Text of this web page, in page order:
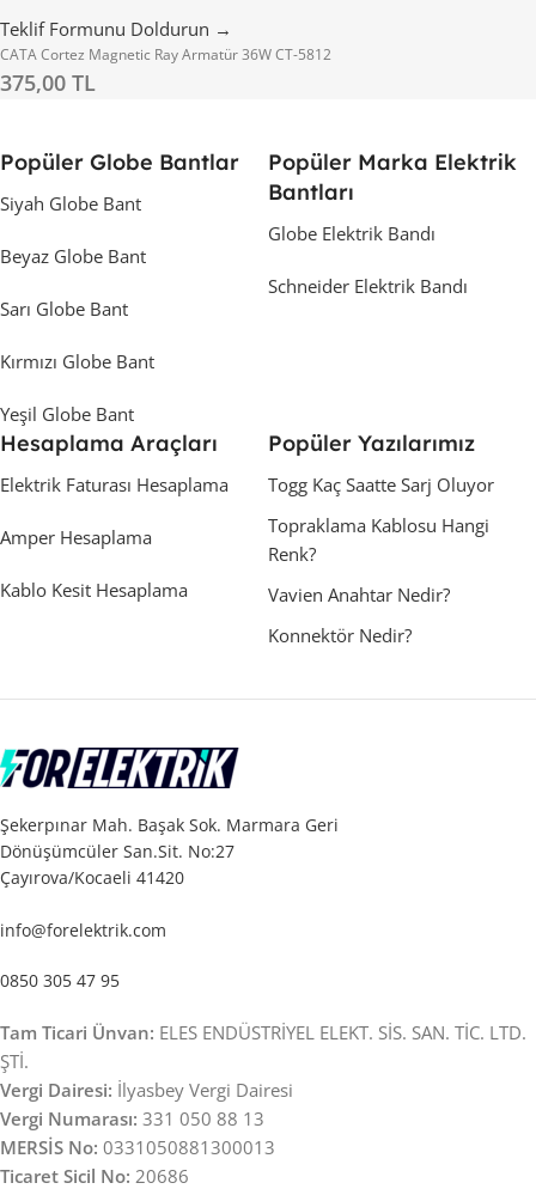
Teklif Formunu Doldurun →
CATA Cortez Magnetic Ray Armatür 36W CT-5812
375,00 TL
Popüler Globe Bantlar
Siyah Globe Bant
Beyaz Globe Bant
Sarı Globe Bant
Kırmızı Globe Bant
Yeşil Globe Bant
Popüler Marka Elektrik
Bantları
Globe Elektrik Bandı
Schneider Elektrik Bandı
Hesaplama Araçları
Elektrik Faturası Hesaplama
Amper Hesaplama
Kablo Kesit Hesaplama
Popüler Yazılarımız
Togg Kaç Saatte Sarj Oluyor
Topraklama Kablosu Hangi
Renk?
Vavien Anahtar Nedir?
Konnektör Nedir?
Şekerpınar Mah. Başak Sok. Marmara Geri
Dönüşümcüler San.Sit. No:27
Çayırova/Kocaeli 41420
info@forelektrik.com
0850 305 47 95
Tam Ticari Ünvan: ELES ENDÜSTRİYEL ELEKT. SİS. SAN. TİC. LTD.
ŞTİ.
Vergi Dairesi: İlyasbey Vergi Dairesi
Vergi Numarası: 331 050 88 13
MERSİS No: 0331050881300013
Ticaret Sicil No: 20686